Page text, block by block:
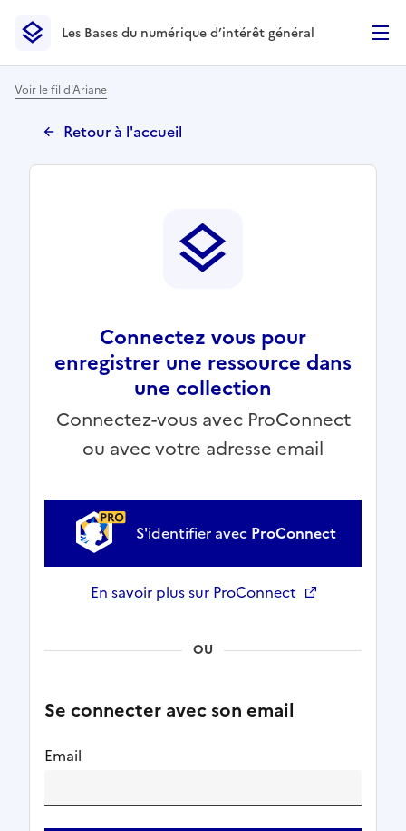
Les Bases du numérique d’intérêt général- Retour à la
Les Bases du numérique d’intérêt général
Voir le fil d'Ariane
Retour à l'accueil
Connectez vous pour
enregistrer une ressource dans
une collection
Connectez-vous avec ProConnect
ou avec votre adresse email
S'identifier avec ProConnect
En savoir plus sur ProConnect
OU
Se connecter avec son email
Email